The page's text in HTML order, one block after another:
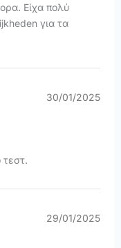
Είχα πολύ
για τα
30/01/2025
τεστ.
29/01/2025